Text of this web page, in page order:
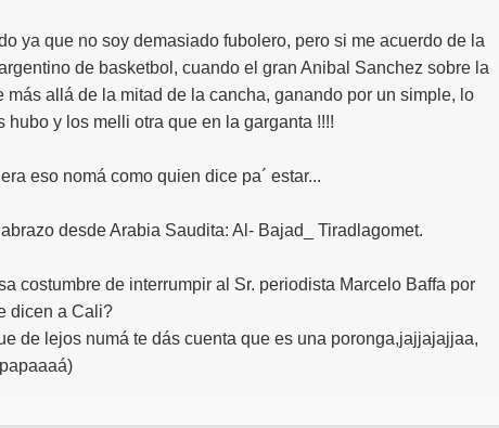
ya que no soy demasiado fubolero, pero si me acuerdo de la
de basketbol, cuando el gran Anibal Sanchez sobre la
más allá de la mitad de la cancha, ganando por un simple, lo
hubo y los melli otra que en la garganta !!!!
eso nomá como quien dice pa´ estar...
desde Arabia Saudita: Al- Bajad_ Tiradlagomet.
costumbre de interrumpir al Sr. periodista Marcelo Baffa por
dicen a Cali?
de lejos numá te dás cuenta que es una poronga,jajjajajjaa,